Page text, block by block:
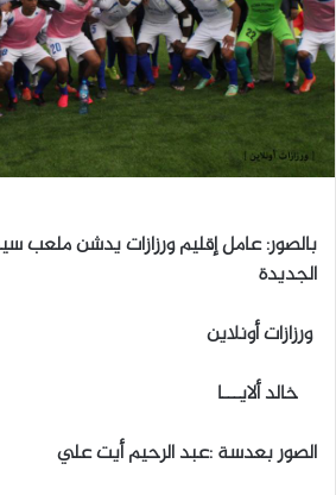
ا
إ
ل
ك
ت
ر
و
ي
بالصور: عامل إقليم ورزازات يدشن ملعب
الجديدة
ورزازات أونلاين
خالد ألايـــا
الصور بعدسة :عبد الرحيم أيت علي